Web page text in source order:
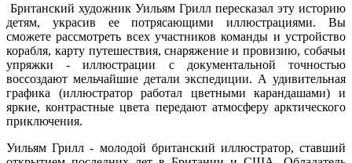
Британский художник Уильям Грилл пересказал эту историю
детям, украсив ее потрясающими иллюстрациями. Вы
сможете рассмотреть всех участников команды и устройство
корабля, карту путешествия, снаряжение и провизию, собачьи
упряжки - иллюстрации с документальной точностью
воссоздают мельчайшие детали экспедиции. А удивительная
графика (иллюстратор работал цветными карандашами) и
яркие, контрастные цвета передают атмосферу арктического
приключения.
Уильям Грилл - молодой британский иллюстратор, ставший